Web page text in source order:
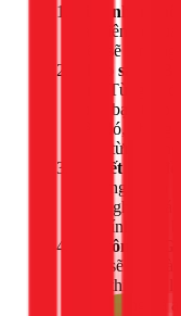
Tiếp nhận
bạn liên hệ
viên sẽ lắng
Khảo sát &
Anh Tùng sẽ
cùng bạn thảo
trên đó,
bạch từng hạng
Ký kết hợp
phương án và
đồng ghi rõ
và chính sách
Thi công &
1Fix sẽ tiến
trình thi công
chất lượng và